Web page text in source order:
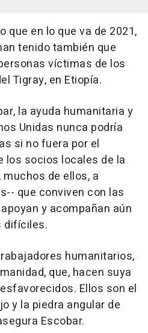
que en lo que va de 2021,
tenido también que
víctimas de los
Tigray, en Etiopía.
la ayuda humanitaria y
Unidas nunca podría
si no fuera por el
los socios locales de la
de ellos, a
que conviven con las
y acompañan aún
difíciles.
humanitarios,
que, hacen suya
Ellos son el
y la piedra angular de
Escobar.